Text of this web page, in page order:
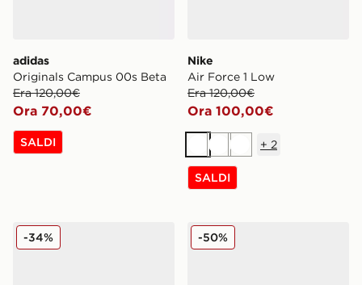
adidas
Originals Campus 00s Beta
Era 120,00€
Ora 70,00€
SALDI
Nike
Air Force 1 Low
Era 120,00€
Ora 100,00€
BiancoBianco
Bianco
+ 2
SALDI
Jordan Air 1 Low
-34% Reebok Court Retro
-50%